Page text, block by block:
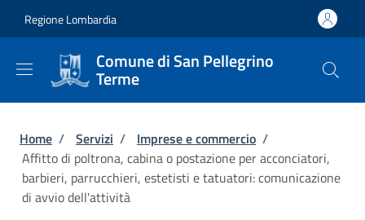
Regione Lombardia
Comune di San Pellegrino
Terme
Briciole di pane
Home / Servizi / Imprese e commercio /
Affitto di poltrona, cabina o postazione per acconciatori,
barbieri, parrucchieri, estetisti e tatuatori: comunicazione
di avvio dell'attività